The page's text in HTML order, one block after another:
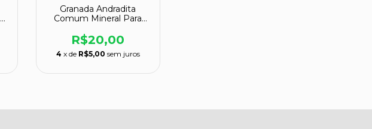
Granada Andradita
Comum Mineral Para
129045
R$20,00
4 x de R$5,00 sem juros